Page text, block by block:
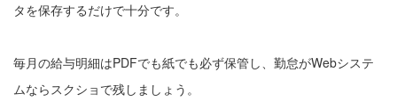
タを保存するだけで十分です。
毎月の給与明細はPDFでも紙でも必ず保管し、勤怠がWebシステ
ムならスクショで残しましょう。